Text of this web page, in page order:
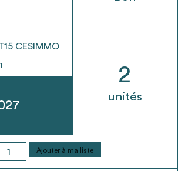
CESIMMO
2
unités
Ajouter à ma liste